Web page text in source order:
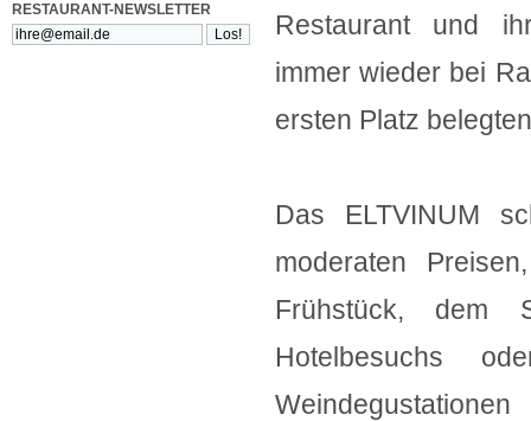
RESTAURANT-NEWSLETTER
Restaurant und
immer wieder bei
ersten Platz
Das ELTVINUM
moderaten
Frühstück, dem
Hotelbesuchs